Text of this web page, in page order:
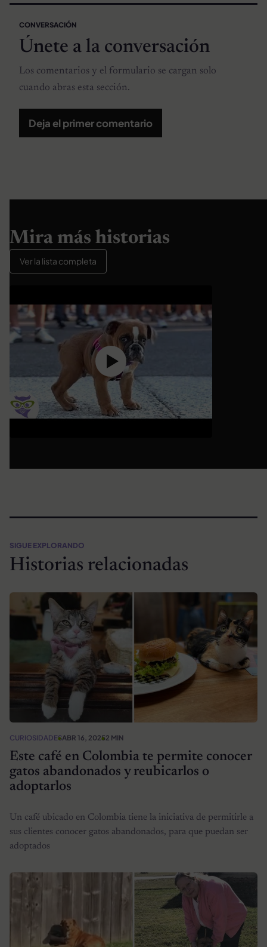
CONVERSACIÓN
Únete a la conversación
Los comentarios y el formulario se cargan solo
cuando abras esta sección.
Deja el primer comentario
Mira más historias
Ver la lista completa
SIGUE EXPLORANDO
Historias relacionadas
CURIOSIDADESABR 16, 20252 MIN
Este café en Colombia te permite conocer
gatos abandonados y reubicarlos o
adoptarlos
Un café ubicado en Colombia tiene la iniciativa de permitirle a
sus clientes conocer gatos abandonados, para que puedan ser
adoptados